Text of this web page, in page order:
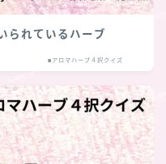
られているハーブ
■アロマハーブ４択クイズ